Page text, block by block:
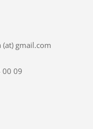
(at) gmail.com
00 09